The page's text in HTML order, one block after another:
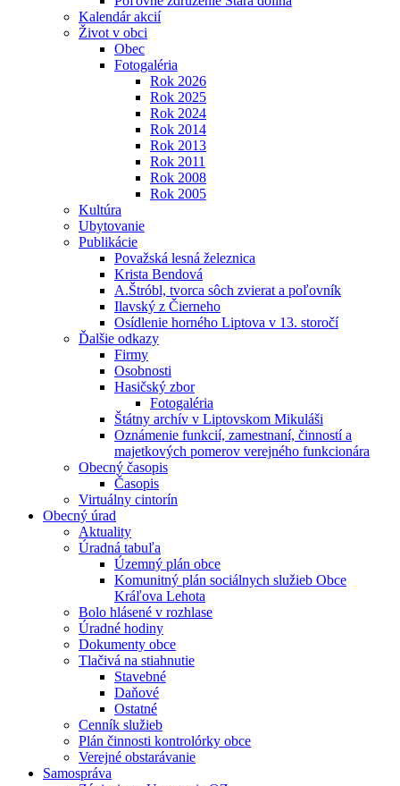
Kalendár akcií
Život v obci
Obec
Fotogaléria
Rok 2026
Rok 2025
Rok 2024
Rok 2014
Rok 2013
Rok 2011
Rok 2008
Rok 2005
Kultúra
Ubytovanie
Publikácie
Považská lesná železnica
Krista Bendová
A.Štróbl, tvorca sôch zvierat a poľovník
Ilavský z Čierneho
Osídlenie horného Liptova v 13. storočí
Ďalšie odkazy
Firmy
Osobnosti
Hasičský zbor
Fotogaléria
Štátny archív v Liptovskom Mikuláši
Oznámenie funkcií, zamestnaní, činností a
majetkových pomerov verejného funkcionára
Obecný časopis
Časopis
Virtuálny cintorín
Obecný úrad
Aktuality
Úradná tabuľa
Územný plán obce
Komunitný plán sociálnych služieb Obce
Kráľova Lehota
Bolo hlásené v rozhlase
Úradné hodiny
Dokumenty obce
Tlačivá na stiahnutie
Stavebné
Daňové
Ostatné
Cenník služieb
Plán činnosti kontrolórky obce
Verejné obstarávanie
Samospráva